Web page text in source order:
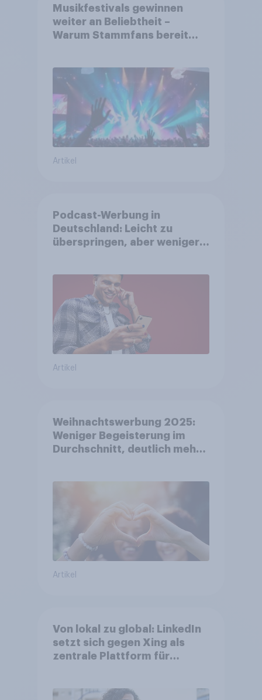
Musikfestivals gewinnen
weiter an Beliebtheit –
Warum Stammfans bereit
Artikel
Podcast-Werbung in
Deutschland: Leicht zu
überspringen, aber weniger
Artikel
Weihnachtswerbung 2025:
Weniger Begeisterung im
Durchschnitt, deutlich mehr
Artikel
Von lokal zu global: LinkedIn
setzt sich gegen Xing als
zentrale Plattform für